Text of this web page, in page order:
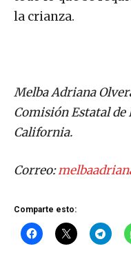
la crianza.
Melba Adriana
Comisión Estatal de
California.
Correo:
Comparte esto: